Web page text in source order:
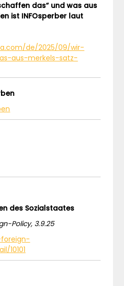
das“ und was aus
ist INFOsperber laut
de/2025/09/wir-
aus-merkels-satz-
des Sozialstaates
Policy, 3.9.25
10101